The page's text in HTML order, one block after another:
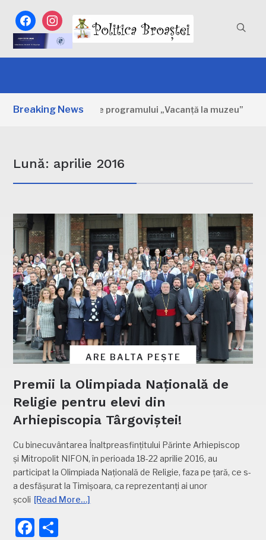
facebookinstagram
Breaking News
zile ale programului „Vacanță la muzeu” 4 ZILE
Lună: aprilie 2016
ARE BALTA PEȘTE
Premii la Olimpiada Națională de
Religie pentru elevi din
Arhiepiscopia Târgoviștei!
Cu binecuvântarea Înaltpreasfințitului Părinte Arhiepiscop
și Mitropolit NIFON, în perioada 18-22 aprilie 2016, au
participat la Olimpiada Națională de Religie, faza pe țară, ce s-
a desfășurat la Timișoara, ca reprezentanți ai unor
școli [Read More…]
Facebook